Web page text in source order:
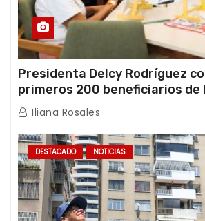
Presidenta Delcy Rodríguez
primeros 200 beneficiarios de
de los Abuelos “La Primavera”
Iliana Rosales
DESTACADO NOTICIAS